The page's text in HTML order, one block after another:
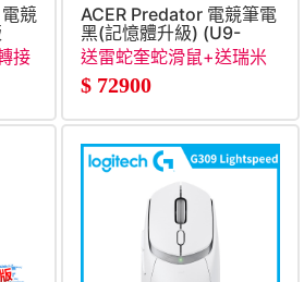
競
接
ACER Predator 電競筆電
黑(記憶體升級) (U9-
送雷蛇奎蛇滑鼠+送瑞米
收納立架
$ 72900